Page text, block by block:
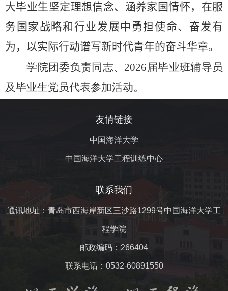
大毕业生坚定理想信念、涵养家国情怀，在服
务国家战略和行业发展中勇担使命、奋发有
为，以实际行动谱写新时代青年的奋斗华章。
学院团委负责同志、 2026届毕业班辅导员
及毕业生党员代表参加活动。
友情链接
中国海洋大学
中国海洋大学工程训练中心
联系我们
通讯地址：青岛市西海岸新区三沙路1299号中国海洋大学工
程学院
邮政编码：266404
联系电话：0532-60891550